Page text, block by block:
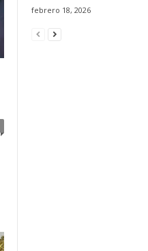
febrero 18, 2026